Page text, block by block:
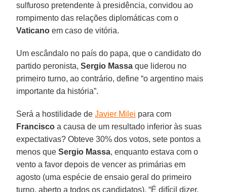
sulfuroso pretendente à presidência, convidou ao
rompimento das relações diplomáticas com o
Vaticano em caso de vitória.
Um escândalo no país do papa, que o candidato do
partido peronista,Sergio Massa que liderou no
primeiro turno, ao contrário, define “o argentino mais
importante da história”.
Será a hostilidade deJavier Milei para com
Francisco a causa de um resultado inferior às suas
expectativas? Obteve 30% dos votos, sete pontos a
menos queSergio Massa, enquanto estava com o
vento a favor depois de vencer as primárias em
agosto (uma espécie de ensaio geral do primeiro
turno, aberto a todos os candidatos). “É difícil dizer,